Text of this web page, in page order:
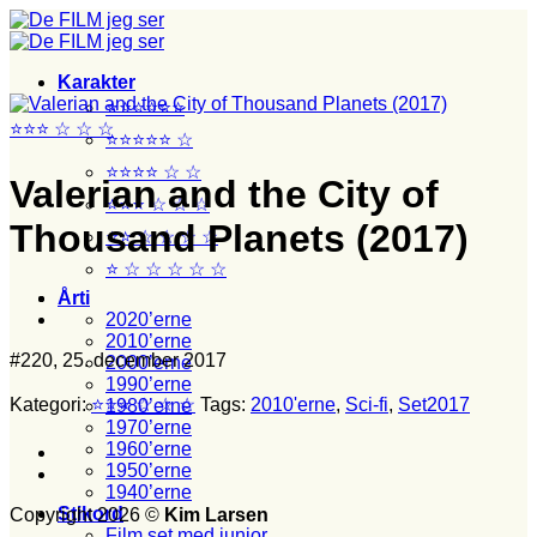
Fortsæt
til
Karakter
⭐⭐⭐⭐⭐⭐
⭐⭐⭐⭐⭐ ☆
⭐⭐⭐⭐ ☆ ☆
⭐⭐⭐ ☆ ☆ ☆
⭐⭐ ☆ ☆ ☆ ☆
⭐ ☆ ☆ ☆ ☆ ☆
Årti
2020’erne
2010’erne
2000’erne
1990’erne
1980’erne
1970’erne
1960’erne
1950’erne
1940’erne
Stikord
⭐⭐⭐ ☆ ☆ ☆
Valerian and the City of
Thousand Planets (2017)
#220, 25. december 2017
Kategori:⭐⭐⭐ ☆ ☆ ☆ Tags: 2010'erne, Sci-fi, Set2017
Copyright 2026 © Kim Larsen